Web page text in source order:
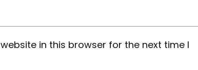
in this browser for the next time I